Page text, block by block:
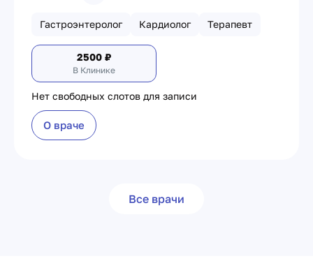
Гастроэнтеролог Кардиолог Терапевт
2500 ₽
В Клинике
Нет свободных слотов для записи
О враче
Все врачи